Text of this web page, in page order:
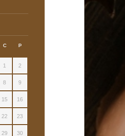
C P
1 2
8 9
15 16
22 23
29 30